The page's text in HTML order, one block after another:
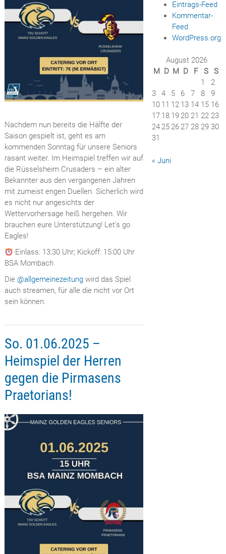
Nachdem nun bereits die Hälfte der
Saison gespielt ist, geht es am
kommenden Sonntag für unsere Seniors
rasant weiter. Im Heimspiel treffen wir auf
die Rüsselsheim Crusaders – ein alter
Bekannter aus den vergangenen Jahren
mit zumeist engen Duellen. Sicherlich wird
es nicht nur angesichts der
Wettervorhersage heiß hergehen. Wir
brauchen eure Unterstützung! Let’s go
Eagles!
Einlass: 13:30 Uhr; Kickoff: 15:00 Uhr
BSA Mombach
Die @allgemeinezeitungwird das Spiel
auch streamen, für alle die nicht vor Ort
sein können.
So. 01.06.2025 –
Heimspiel der Herren
gegen die Pirmasens
Praetorians!
Eintrags-Feed
Kommentar-
Feed
WordPress.org
August 2026
M D M D F S
S
1
2
3
4 5 6 7 8
9
10 11 12 13 14 15 16
17 18 19 20 21 22 23
24 25 26 27 28 29 30
31
« Juni